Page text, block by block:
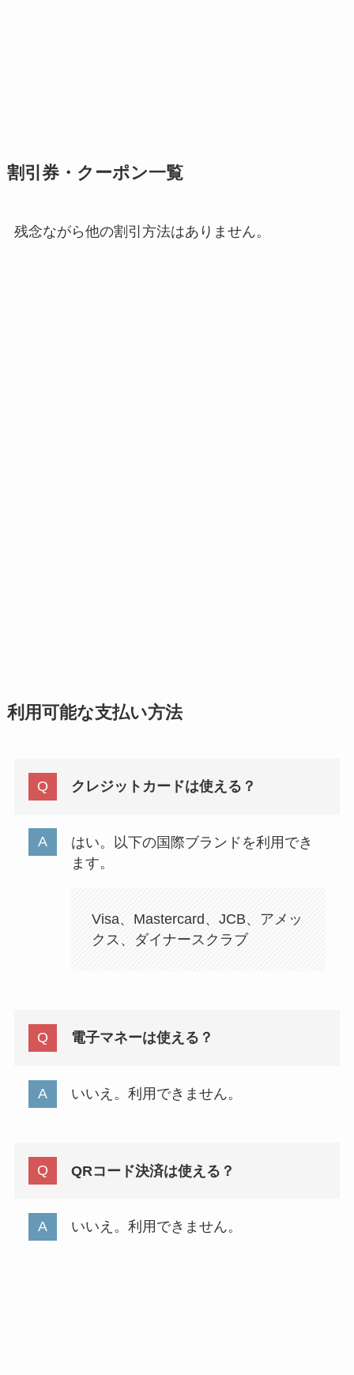
割引券・クーポン一覧
残念ながら他の割引方法はありません。
利用可能な支払い方法
クレジットカードは使える？
はい。以下の国際ブランドを利用でき
ます。
Visa、Mastercard、JCB、アメッ
クス、ダイナースクラブ
電子マネーは使える？
いいえ。利用できません。
QRコード決済は使える？
いいえ。利用できません。